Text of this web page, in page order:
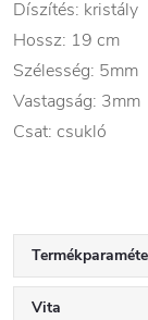
Díszítés: kristály
Hossz: 19 cm
Szélesség: 5mm
Vastagság: 3mm
Csat: csukló
Vita